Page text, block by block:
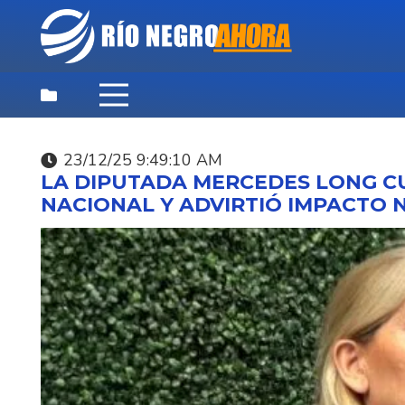
23/12/25 9:49:10 AM
LA DIPUTADA MERCEDES LONG
NACIONAL Y ADVIRTIÓ IMPACTO
DESTACADAS,NOTICIAS ,
07/08/26 3:35:40 PM
SUNCA INVITA A
CELEBRAR EL DÍA DEL
NIÑO ESTE SÁBADO.